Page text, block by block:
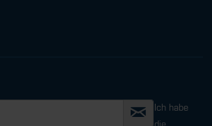
Ich habe